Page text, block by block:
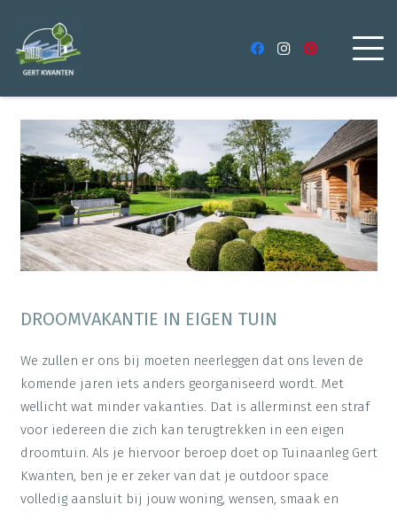
DROOMVAKANTIE IN EIGEN TUIN
We zullen er ons bij moeten neerleggen dat ons leven de
komende jaren iets anders georganiseerd wordt. Met
wellicht wat minder vakanties. Dat is allerminst een straf
voor iedereen die zich kan terugtrekken in een eigen
droomtuin. Als je hiervoor beroep doet op Tuinaanleg Gert
Kwanten, ben je er zeker van dat je outdoor space
volledig aansluit bij jouw woning, wensen, smaak en